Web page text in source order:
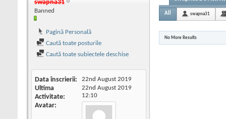
swapna31
Banned
Pagină Personală
Caută toate posturile
Caută toate subiectele deschise
Data înscrierii 22nd August 2019
Ultima
Activitate
22nd August 2019
12:10
Avatar
All swapna31
No More Results